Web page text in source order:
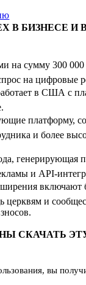
В БИЗНЕСЕ И
на сумму 300
на цифровые
в США с
платформу,
и более
генерирующая
и API-
включают
церквям и
СКАЧАТЬ
вы